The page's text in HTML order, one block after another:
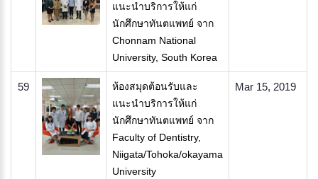
แนะนำบริการให้แก่
นักศึกษาทันตแพทย์ จาก
Chonnam National
University, South Korea
59
ห้องสมุดต้อนรับและ
แนะนำบริการให้แก่
นักศึกษาทันตแพทย์ จาก
Faculty of Dentistry,
Niigata/Tohoka/okayama
University
Mar 15, 2019